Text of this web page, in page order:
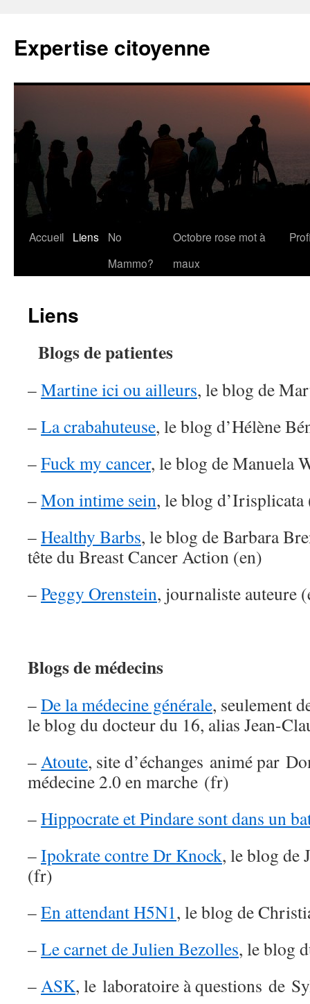
Expertise citoyenne
Accueil Liens
No
Mammo?
Octobre rose mot à
maux
Liens
Blogs de patientes
–Martine ici ou ailleurs, le blog de
–La crabahuteuse, le blog d’Hélène
–Fuck my cancer, le blog de Manuela
–Mon intime sein, le blog
–Healthy Barbs, le blog de Barbara
tête du Breast Cancer Action (en)
–Peggy Orenstein, journaliste auteure
Blogs de médecins
–De la médecine générale, seulement
le blog du docteur du 16, alias Jean-
–Atoute, site d’échanges animé par
médecine 2.0 en marche (fr)
–Hippocrate et Pindare sont dans un
–Ipokrate contre Dr Knock, le blog de
(fr)
–En attendant H5N1, le blog de
–Le carnet de Julien Bezolles, le blog
–ASK, le laboratoire à questions de